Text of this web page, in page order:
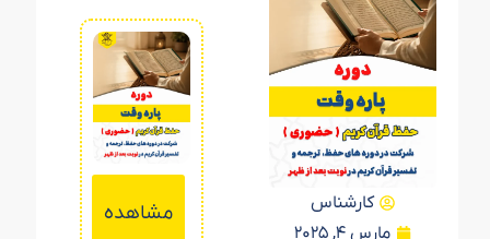
کارشناس
مارس 4, 2025
مشاهده
مشاهده